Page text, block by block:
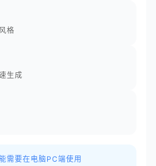
格
生成
需要在电脑PC端使用